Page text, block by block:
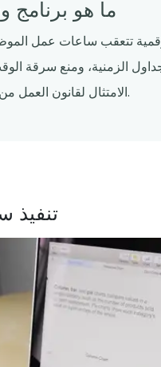
ما هو
تتعقب ساعات عمل
الزمنية، ومنع سرقة
الامتثال لقانون العمل من خلال أتمتة تتبع الوقت وإدارة الحضور.
تنفيذ